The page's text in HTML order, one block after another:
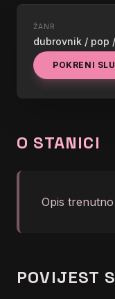
UŽIVO
ŽANR
dubrovnik / pop
POKRENI
O STANICI
Opis
POVIJEST